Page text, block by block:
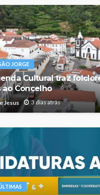
JORGE
Cultural traz
Concelho
Jesus 3 dias atrás